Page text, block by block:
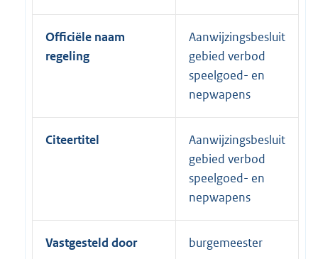
Officiële naam
regeling
Aanwijzingsbesluit
gebied verbod
speelgoed- en
nepwapens
Citeertitel
Aanwijzingsbesluit
gebied verbod
speelgoed- en
nepwapens
Vastgesteld door burgemeester